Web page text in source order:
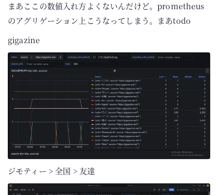
まあここの数値入れ方よくないんだけど。prometheus
のアグリゲーション上こうなってしまう。まあtodo
gigazine
ジモティー > 全国 > 友達